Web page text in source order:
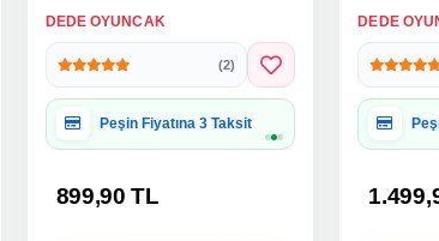
DEDE OYUNCAK
(2)
Hediye Paketine Uygun
899,90 TL
DEDE